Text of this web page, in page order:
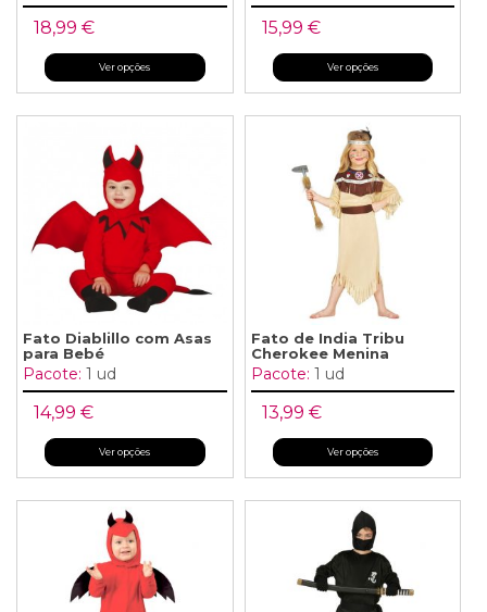
18,99 €
Ver opções
15,99 €
Ver opções
Fato Diablillo com Asas
para Bebé
Pacote: 1 ud
14,99 €
Ver opções
Fato de India Tribu
Cherokee Menina
Pacote: 1 ud
13,99 €
Ver opções